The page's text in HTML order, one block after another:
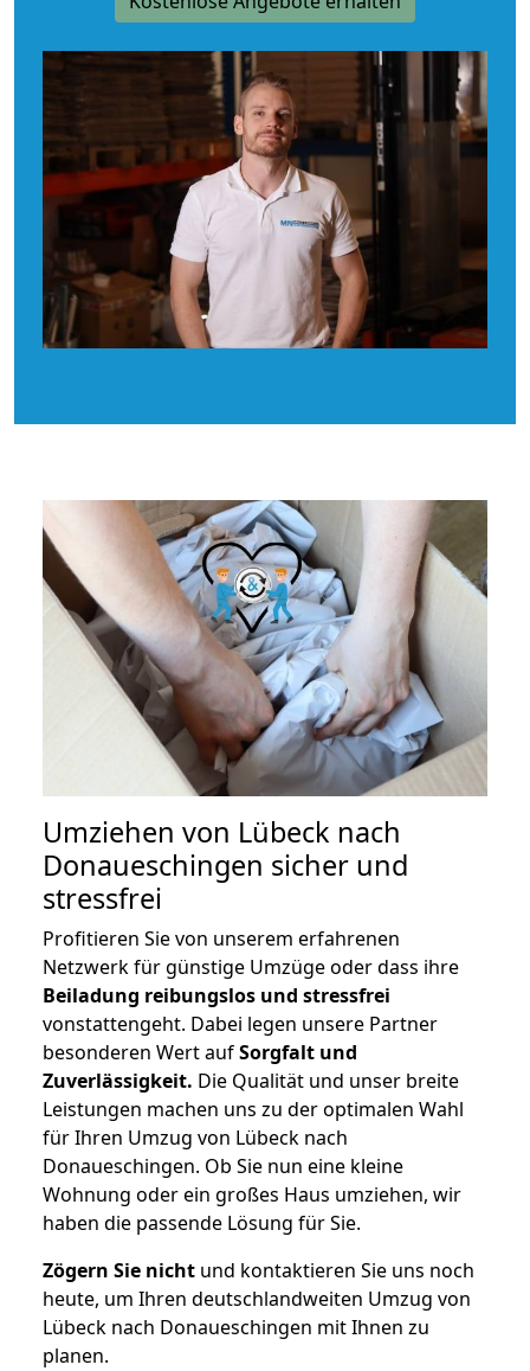
Umziehen von Lübeck nach
Donaueschingen sicher und
stressfrei
Profitieren Sie von unserem erfahrenen
Netzwerk für günstige Umzüge oder dass ihre
Beiladung reibungslos und stressfrei
vonstattengeht. Dabei legen unsere Partner
besonderen Wert aufSorgfalt und
Zuverlässigkeit. Die Qualität und unser breite
Leistungen machen uns zu der optimalen Wahl
für Ihren Umzug von Lübeck nach
Donaueschingen. Ob Sie nun eine kleine
Wohnung oder ein großes Haus umziehen, wir
haben die passende Lösung für Sie.
Zögern Sie nicht und kontaktieren Sie uns noch
heute, um Ihren deutschlandweiten Umzug von
Lübeck nach Donaueschingen mit Ihnen zu
planen.